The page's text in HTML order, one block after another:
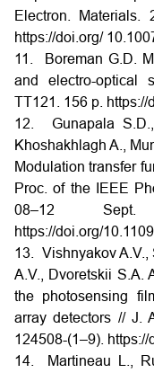
Electron.
https://doi.org/
11. Boreman G.D.
and electro-optical
TT121. 156 p. https://
12. Gunapala
Khoshakhlagh A.,
Modulation transfer
Proc. of the IEEE
08–12
https://doi.org/
13. Vishnyakov A.V.,
A.V., Dvoretskii S.A.
the photosensing
array detectors // J.
124508-(1–9).
14. Martineau L.,